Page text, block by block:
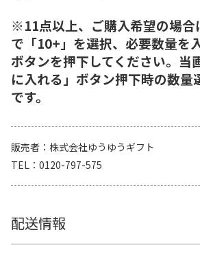
※11点以上、ご購入希望の場合
で「10+」を選択、必要数量を
ボタンを押下してください。当
に入れる」ボタン押下時の数量
です。
販売者
株式会社ゆうゆうギフト
TEL
0120-797-575
配送情報